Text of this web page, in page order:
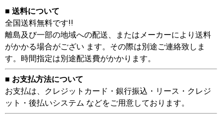
■ 送料について
全国送料無料です!!
離島及び一部の地域への配送、またはメーカーにより送料
がかかる場合がござい ます。その際は別途ご連絡致しま
す。時間指定は別途配送費がかかります。
■ お支払方法について
お支払は、クレジットカード・銀行振込・リース・クレジ
ット・後払いシステム などをご用意しております。